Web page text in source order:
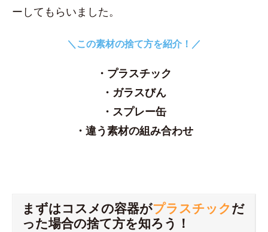
ーしてもらいました。
＼この素材の捨て方を紹介！／
・プラスチック
・ガラスびん
・スプレー缶
・違う素材の組み合わせ
まずはコスメの容器がプラスチックだ
った場合の捨て方を知ろう！